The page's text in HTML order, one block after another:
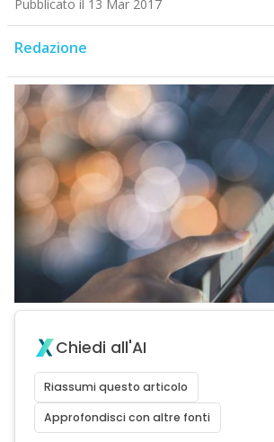
Pubblicato il 13 Mar 2017
Redazione
Chiedi all'AI
Riassumi questo articolo
Approfondisci con altre fonti